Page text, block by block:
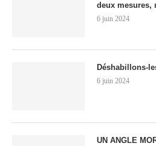
deux mesures,
6 juin 2024
Déshabillons-
6 juin 2024
UN ANGLE